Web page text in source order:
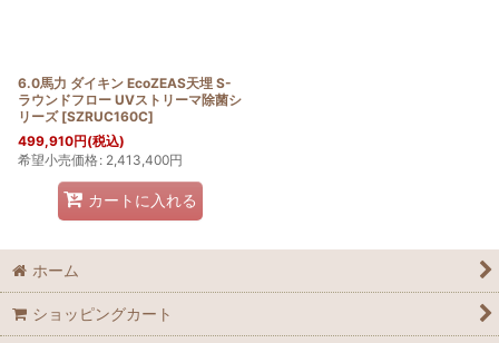
6.0馬力 ダイキン EcoZEAS天埋 S-
ラウンドフロー UVストリーマ除菌シ
リーズ [SZRUC160C]
499,910円(税込)
希望小売価格: 2,413,400円
カートに入れる
ホーム
ショッピングカート